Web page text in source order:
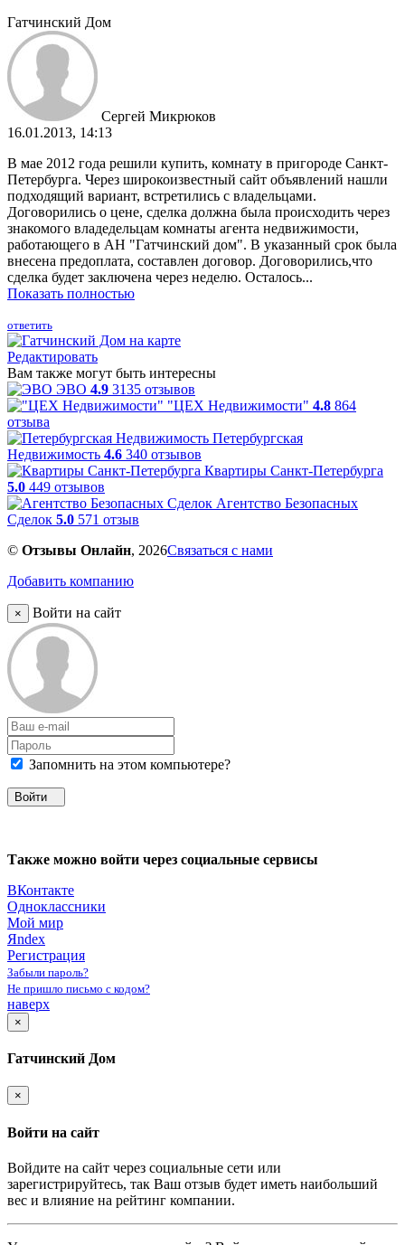
Гатчинский Дом
Сергей Микрюков
16.01.2013, 14:13
В мае 2012 года решили купить, комнату в пригороде Санкт-
Петербурга. Через широкоизвестный сайт объявлений нашли
подходящий вариант, встретились с владельцами.
Договорились о цене, сделка должна была происходить через
знакомого владедельцам комнаты агента недвижимости,
работающего в АН "Гатчинский дом". В указанный срок была
внесена предоплата, составлен договор. Договорились,что
сделка будет заключена через неделю. Осталось...
Показать полностью
ответить
Редактировать
Вам также могут быть интересны
ЭВО 4.9 3135 отзывов
"ЦЕХ Недвижимости" 4.8 864
отзыва
Петербургская
Недвижимость 4.6 340 отзывов
Квартиры Санкт-Петербурга
5.0 449 отзывов
Агентство Безопасных
Сделок 5.0 571 отзыв
© Отзывы Онлайн, 2026Связаться с нами
Добавить компанию
× Войти на сайт
Запомнить на этом компьютере?
Войти
Также можно войти через социальные сервисы
ВКонтакте
Одноклассники
Мой мир
Яndex
Регистрация
Забыли пароль?
Не пришло письмо с кодом?
наверх
×
Гатчинский Дом
×
Войти на сайт
Войдите на сайт через социальные сети или
зарегистрируйтесь, так Ваш отзыв будет иметь наибольший
вес и влияние на рейтинг компании.